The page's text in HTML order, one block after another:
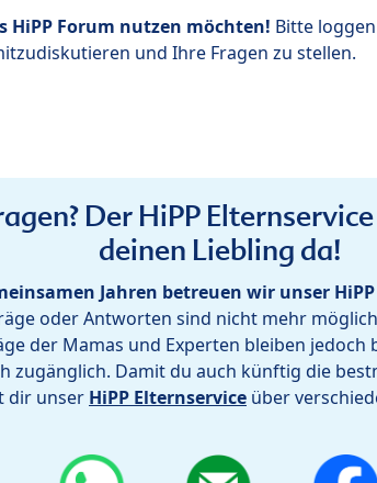
HiPP Forum nutzen möchten! Bitte
und Ihre Fragen zu stellen.
Der HiPP
deinen Liebling da!
Jahren betreuen wir unser
oder Antworten sind nicht mehr
der Mamas und Experten bleiben jedoch
zugänglich. Damit du auch künftig die
dir unser HiPP Elternservice über